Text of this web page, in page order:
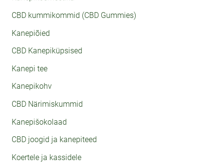
CBD kummikommid (CBD Gummies)
Kanepiõied
CBD Kanepiküpsised
Kanepi tee
Kanepikohv
CBD Närimiskummid
Kanepišokolaad
CBD joogid ja kanepiteed
Koertele ja kassidele